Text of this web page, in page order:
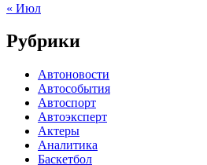
« Июл
Рубрики
Автоновости
Автособытия
Автоспорт
Автоэксперт
Актеры
Аналитика
Баскетбол